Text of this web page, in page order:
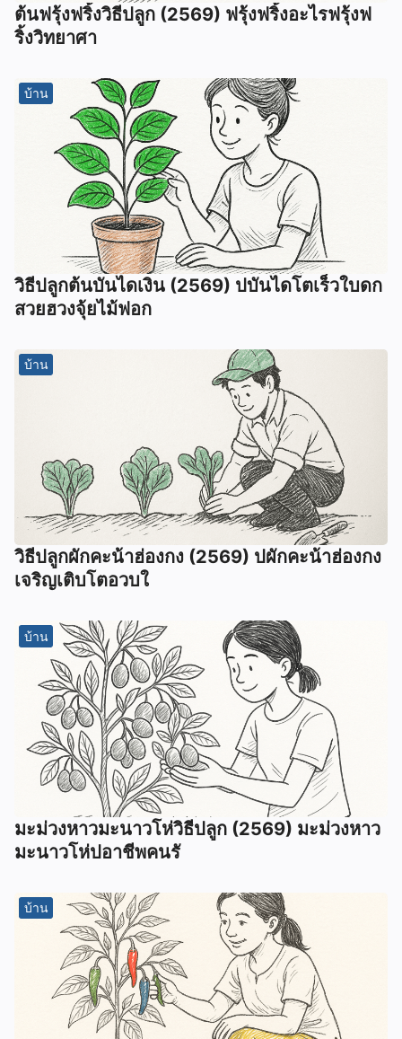
ต้นฟรุ้งฟริ้งวิธีปลูก (2569) ฟรุ้งฟริ้งอะไรฟรุ้งฟ
ริ้งวิทยาศา
บ้าน
วิธีปลูกต้นบันไดเงิน (2569) ปบันไดโตเร็วใบดก
สวยฮวงจุ้ยไม้ฟอก
บ้าน
วิธีปลูกผักคะน้าฮ่องกง (2569) ปผักคะน้าฮ่องกง
เจริญเติบโตอวบใ
บ้าน
มะม่วงหาวมะนาวโห่วิธีปลูก (2569) มะม่วงหาว
มะนาวโห่ปอาชีพคนรั
บ้าน